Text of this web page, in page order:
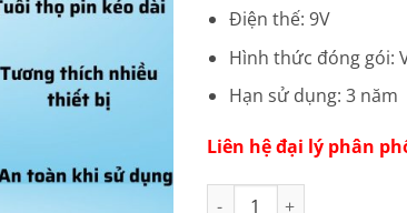
Điện thế: 9V
Hình thức đóng gói:
Hạn sử dụng: 3 năm
Liên hệ đại lý phân
Pin 9V Alkaline 6LR61P1